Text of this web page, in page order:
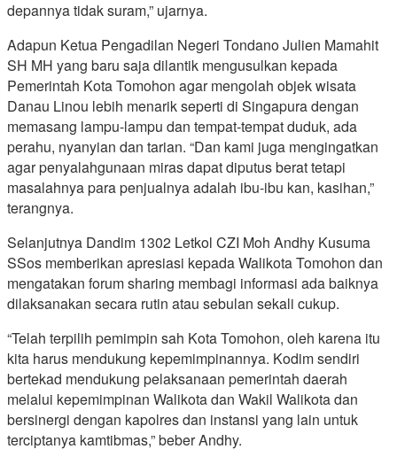
depannya tidak suram,” ujarnya.
Adapun Ketua Pengadilan Negeri Tondano Julien Mamahit
SH MH yang baru saja dilantik mengusulkan kepada
Pemerintah Kota Tomohon agar mengolah objek wisata
Danau Linou lebih menarik seperti di Singapura dengan
memasang lampu-lampu dan tempat-tempat duduk, ada
perahu, nyanyian dan tarian. “Dan kami juga mengingatkan
agar penyalahgunaan miras dapat diputus berat tetapi
masalahnya para penjualnya adalah ibu-ibu kan, kasihan,”
terangnya.
Selanjutnya Dandim 1302 Letkol CZI Moh Andhy Kusuma
SSos memberikan apresiasi kepada Walikota Tomohon dan
mengatakan forum sharing membagi informasi ada baiknya
dilaksanakan secara rutin atau sebulan sekali cukup.
“Telah terpilih pemimpin sah Kota Tomohon, oleh karena itu
kita harus mendukung kepemimpinannya. Kodim sendiri
bertekad mendukung pelaksanaan pemerintah daerah
melalui kepemimpinan Walikota dan Wakil Walikota dan
bersinergi dengan kapolres dan instansi yang lain untuk
terciptanya kamtibmas,” beber Andhy.